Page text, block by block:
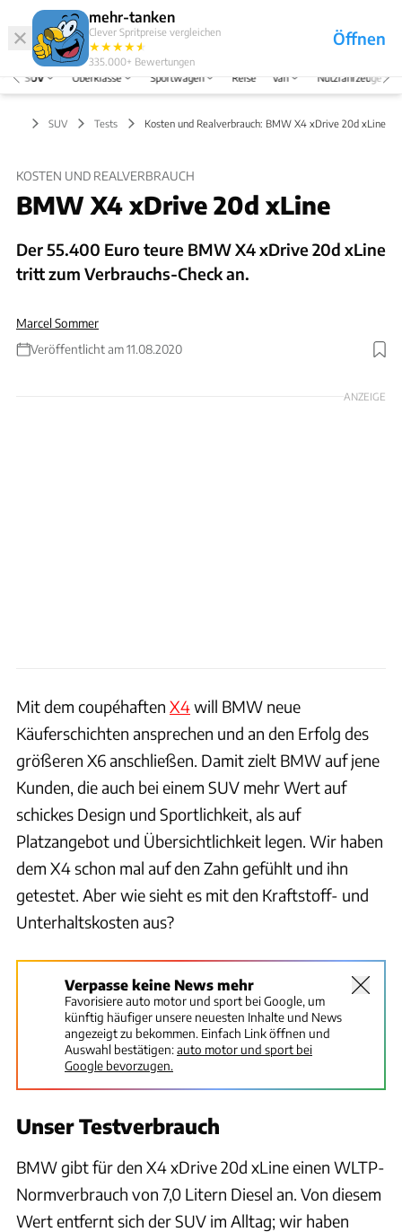
mehr-tanken
Clever Spritpreise vergleichen
★★★★★
★
335.000+ Bewertungen
Öffnen
Abo
Menü
SUV Oberklasse Sportwagen Reise Van Nutzfahrzeuge
SUV Tests Kosten und Realverbrauch: BMW X4 xDrive 20d xLine
KOSTEN UND REALVERBRAUCH
BMW X4 xDrive 20d xLine
Der 55.400 Euro teure BMW X4 xDrive 20d xLine
tritt zum Verbrauchs-Check an.
Marcel Sommer
Veröffentlicht am 11.08.2020
Foto: ams
ANZEIGE
Mit dem coupéhaften X4will BMW neue
Käuferschichten ansprechen und an den Erfolg des
größeren X6 anschließen. Damit zielt BMW auf jene
Kunden, die auch bei einem SUV mehr Wert auf
schickes Design und Sportlichkeit, als auf
Platzangebot und Übersichtlichkeit legen. Wir haben
dem X4 schon mal auf den Zahn gefühlt und ihn
getestet. Aber wie sieht es mit den Kraftstoff- und
Unterhaltskosten aus?
Verpasse keine News mehr
Favorisiere auto motor und sport bei Google, um
künftig häufiger unsere neuesten Inhalte und News
angezeigt zu bekommen. Einfach Link öffnen und
Auswahl bestätigen:auto motor und sport bei
Google bevorzugen.
Unser Testverbrauch
BMW gibt für den X4 xDrive 20d xLine einen WLTP-
Normverbrauch von 7,0 Litern Diesel an. Von diesem
Wert entfernt sich der SUV im Alltag; wir haben